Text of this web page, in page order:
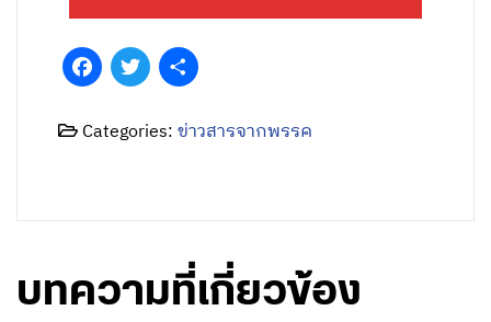
FacebookTwitter
Categories:ข่าวสารจากพรรค
บทความที่เกี่ยวข้อง